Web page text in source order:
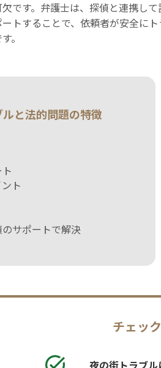
です。弁護士は、探偵と連携し
トすることで、依頼者が安全に
。
と法的問題の特徴
ト
サポートで解決
チェッ
夜の街トラブ